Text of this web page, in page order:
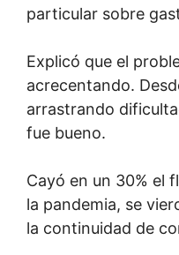
particular sobre
Explicó que el
acrecentando.
arrastrando
fue bueno.
Cayó en un 30% el
la pandemia, se
la continuidad de